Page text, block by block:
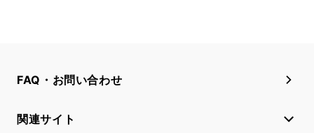
FAQ・お問い合わせ
関連サイト